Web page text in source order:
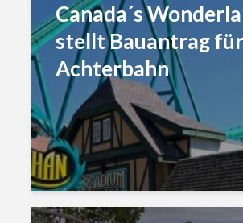
Canada´s
stellt Bauantrag
Achterbahn